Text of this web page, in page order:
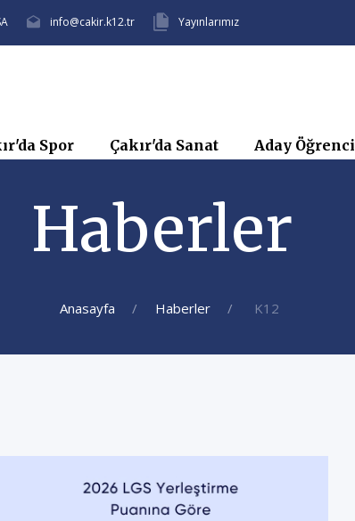
info@cakir.k12.tr Yayınlarımız
Spor Çakır'da Sanat Aday Öğrenci
Haberler
Anasayfa Haberler K12